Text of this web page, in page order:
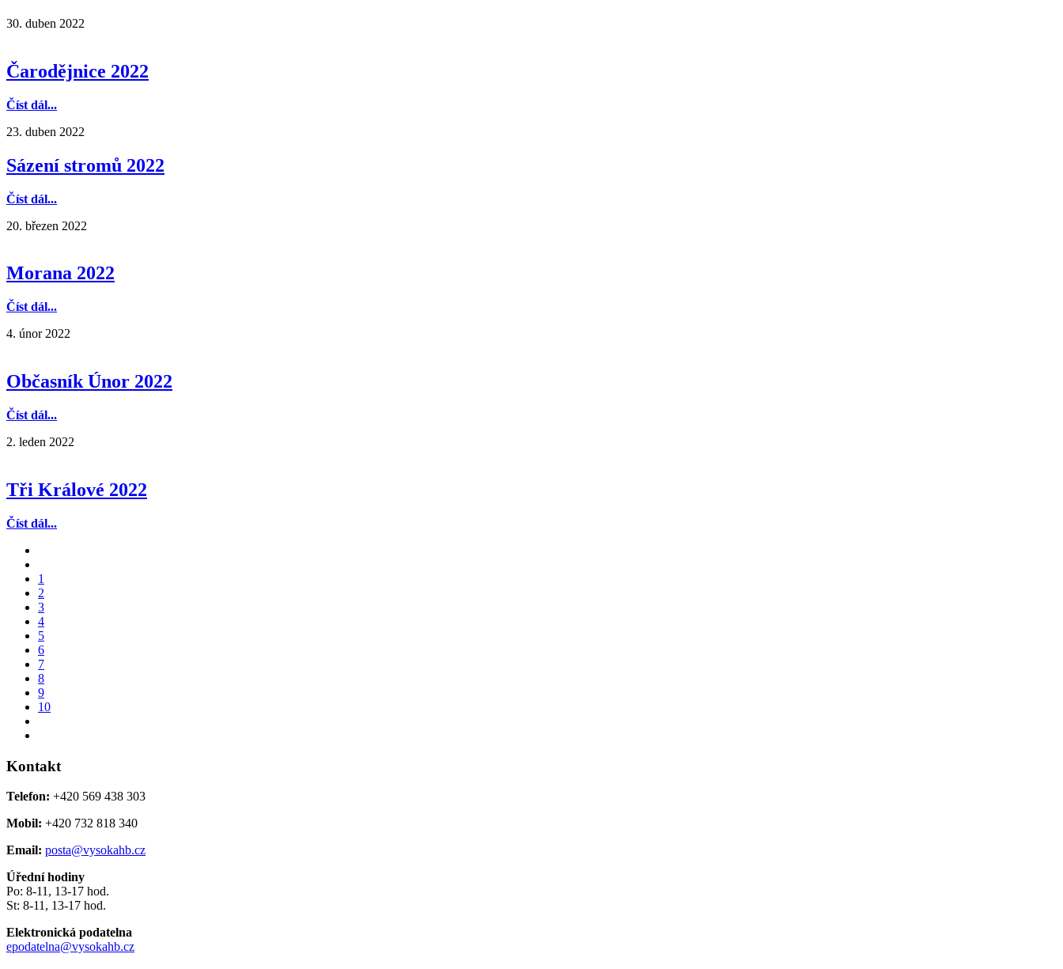
30. duben 2022
Čarodějnice 2022
Číst dál...
23. duben 2022
Sázení stromů 2022
Číst dál...
20. březen 2022
Morana 2022
Číst dál...
4. únor 2022
Občasník Únor 2022
Číst dál...
2. leden 2022
Tři Králové 2022
Číst dál...
1
2
3
4
5
6
7
8
9
10
Kontakt
Telefon: +420 569 438 303
Mobil: +420 732 818 340
Email: posta@vysokahb.cz
Úřední hodiny
Po: 8-11, 13-17 hod.
St: 8-11, 13-17 hod.
Elektronická podatelna
epodatelna@vysokahb.cz